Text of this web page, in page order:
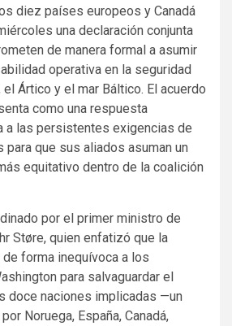
diez países europeos y Canadá
una declaración conjunta
de manera formal a asumir
operativa en la seguridad
Ártico y el mar Báltico. El acuerdo
como una respuesta
a las persistentes exigencias de
para que sus aliados asuman un
equitativo dentro de la coalición
por el primer ministro de
Støre, quien enfatizó que la
forma inequívoca a los
para salvaguardar el
doce naciones implicadas —un
Noruega, España, Canadá,